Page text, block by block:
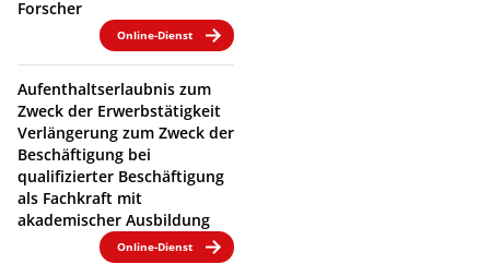
Forscher
Online-Dienst
Aufenthaltserlaubnis zum
Zweck der Erwerbstätigkeit
Verlängerung zum Zweck der
Beschäftigung bei
qualifizierter Beschäftigung
als Fachkraft mit
akademischer Ausbildung
Online-Dienst